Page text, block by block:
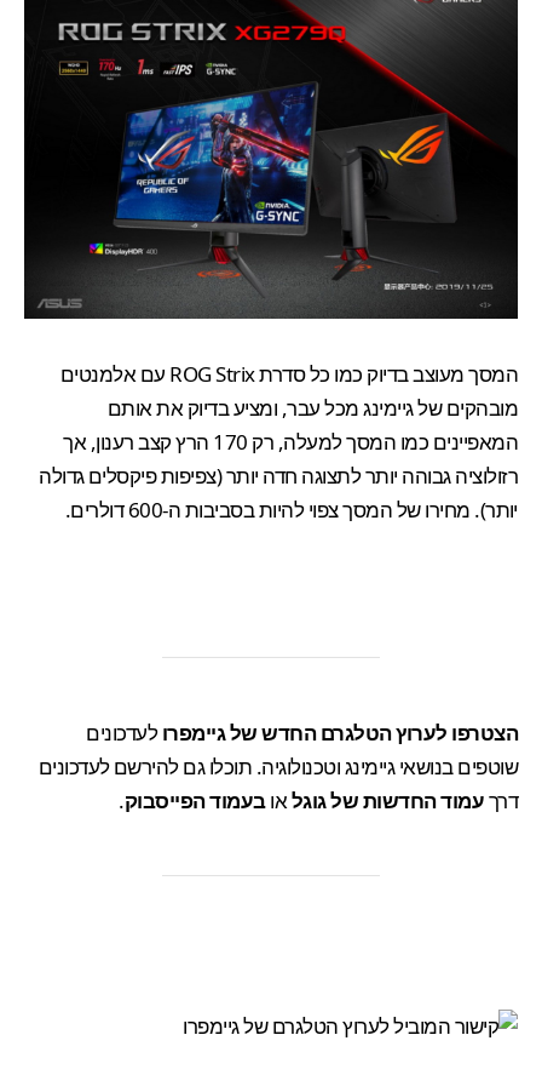
המסך מעוצב בדיוק כמו כל סדרת ROG Strix עם אלמנטים
מובהקים של גיימינג מכל עבר, ומציע בדיוק את אותם
המאפיינים כמו המסך למעלה, רק 170 הרץ קצב רענון, אך
רזולוציה גבוהה יותר לתצוגה חדה יותר (צפיפות פיקסלים גדולה
יותר). מחירו של המסך צפוי להיות בסביבות ה-600 דולרים.
הצטרפו לערוץ הטלגרם החדש של גיימפרולעדכונים
שוטפים בנושאי גיימינג וטכנולוגיה. תוכלו גם להירשם לעדכונים
דרךעמוד החדשות של גוגלאובעמוד הפייסבוק.